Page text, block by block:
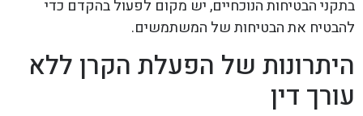
בתקני הבטיחות הנוכחיים, יש מקום לפעול בהקדם כדי
להבטיח את הבטיחות של המשתמשים.
היתרונות של הפעלת הקרן ללא
עורך דין